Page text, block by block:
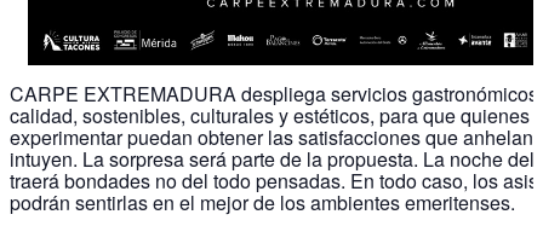
CARPE EXTREMADURA despliega servicios gastronómicos
calidad, sostenibles, culturales y estéticos, para que quienes
experimentar puedan obtener las satisfacciones que anhelan
intuyen. La sorpresa será parte de la propuesta. La noche del
traerá bondades no del todo pensadas. En todo caso, los
podrán sentirlas en el mejor de los ambientes emeritenses.